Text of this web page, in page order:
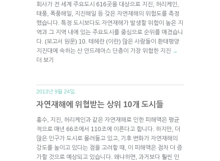
회사가 전 세계 주요도시 616곳을 대상으로 지진, 허리케인,
태풍, 폭풍해일, 지진해일 등 갖은 자연재해의 위험도를 측정
했습니다. 특정 도시보다도 자연재해가 발생할 위험이 높은 지
역과 그 지역 내에 있는 주요도시를 중심으로 순위를 매겼습니
다. (보고서 원문) 10. 테헤란 (이란) 많은 사람들이 환태평양
지진대에 속하는 산 안드레아스 단층이 가장 위험한 지진 →
더 보기
2013년 9월 24일.
자연재해에 위협받는 상위 10개 도시들
홍수, 지진, 허리케인과 같은 자연재해로 인한 피해액은 평균
적으로 매년 66조에서 110조에 이른다고 합니다. 하지만, 더
많은 인구가 도시로 몰려들고 있고, 기후 변화가 자연재해의
강도를 높이고 있다는 점을 고려할 때, 이 피해액은 점차 더 증
가할 것으로 예상되고 있습니다. 왜냐하면, 과거보다 훨씬 인